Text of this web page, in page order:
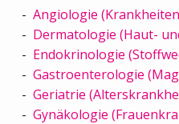
Angiologie
Dermatologie (Haut-
Endokrinologie
Gastroenterologie
Geriatrie
Gynäkologie